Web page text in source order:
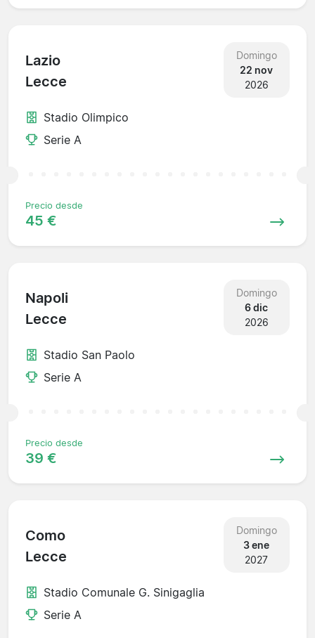
Lazio
Lecce
Domingo
22 nov
2026
Stadio Olimpico
Serie A
Precio desde
45 €
Napoli
Lecce
Domingo
6 dic
2026
Stadio San Paolo
Serie A
Precio desde
39 €
Como
Lecce
Domingo
3 ene
2027
Stadio Comunale G. Sinigaglia
Serie A